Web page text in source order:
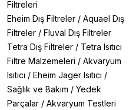
Filtreleri
Eheim Dış Filtreler / Aquael Dış
Filtreler / Fluval Dış Filtreler
Tetra Dış Filtreler / Tetra Isıtıcı
Filtre Malzemeleri / Akvaryum
Isıtıcı / Eheim Jager Isıtıcı /
Sağlık ve Bakım / Yedek
Parçalar / Akvaryum Testleri